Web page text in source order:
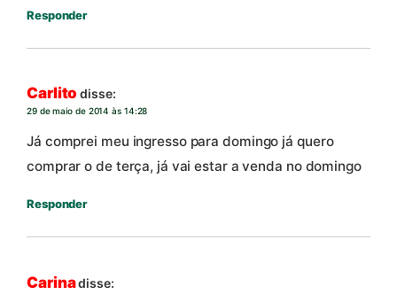
Responder
Carlito disse:
29 de maio de 2014 às 14:28
Já comprei meu ingresso para domingo já quero
comprar o de terça, já vai estar a venda no domingo
Responder
Carinadisse: